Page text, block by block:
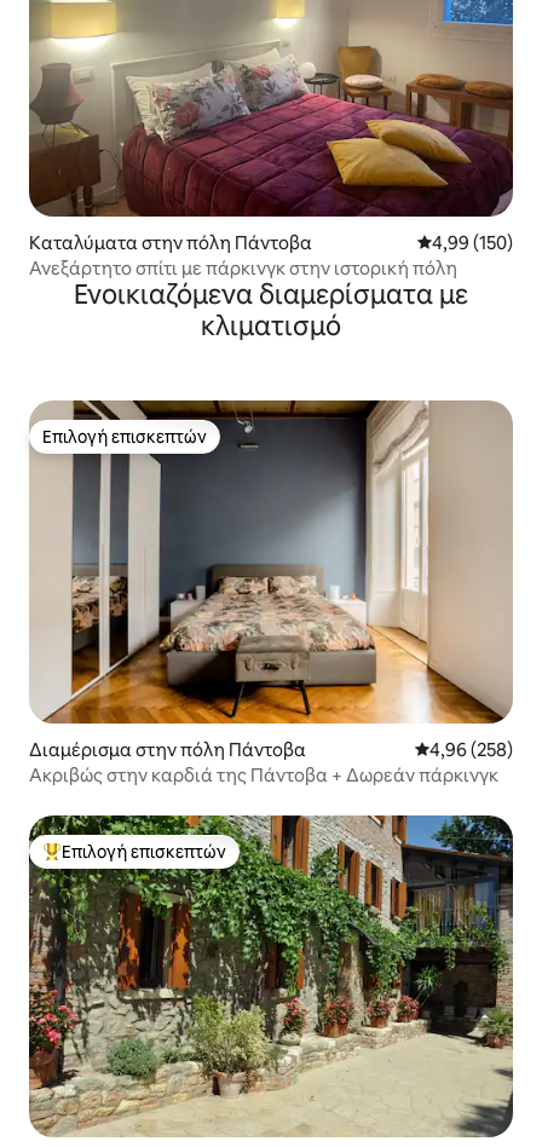
Καταλύματα στην πόλη Πάντοβα Μέση
4,99 (150)
Ανεξάρτητο σπίτι με πάρκινγκ στην ιστορική πόλη
Ενοικιαζόμενα διαμερίσματα με
κλιματισμό
Επιλογή επισκεπτών
Επιλογή επισκεπτών
Διαμέρισμα στην πόλη Πάντοβα Μέση
4,96 (258)
Ακριβώς στην καρδιά της Πάντοβα + Δωρεάν πάρκινγκ
Κορυφαία επιλογή επισκεπτών
Επιλογή επισκεπτών